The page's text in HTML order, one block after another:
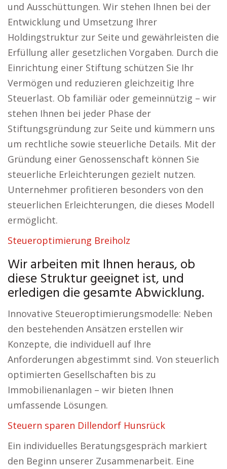
und Ausschüttungen. Wir stehen Ihnen bei der
Entwicklung und Umsetzung Ihrer
Holdingstruktur zur Seite und gewährleisten die
Erfüllung aller gesetzlichen Vorgaben. Durch die
Einrichtung einer Stiftung schützen Sie Ihr
Vermögen und reduzieren gleichzeitig Ihre
Steuerlast. Ob familiär oder gemeinnützig – wir
stehen Ihnen bei jeder Phase der
Stiftungsgründung zur Seite und kümmern uns
um rechtliche sowie steuerliche Details. Mit der
Gründung einer Genossenschaft können Sie
steuerliche Erleichterungen gezielt nutzen.
Unternehmer profitieren besonders von den
steuerlichen Erleichterungen, die dieses Modell
ermöglicht.
Steueroptimierung Breiholz
Wir arbeiten mit Ihnen heraus, ob
diese Struktur geeignet ist, und
erledigen die gesamte Abwicklung.
Innovative Steueroptimierungsmodelle: Neben
den bestehenden Ansätzen erstellen wir
Konzepte, die individuell auf Ihre
Anforderungen abgestimmt sind. Von steuerlich
optimierten Gesellschaften bis zu
Immobilienanlagen – wir bieten Ihnen
umfassende Lösungen.
Steuern sparen Dillendorf Hunsrück
Ein individuelles Beratungsgespräch markiert
den Beginn unserer Zusammenarbeit. Eine